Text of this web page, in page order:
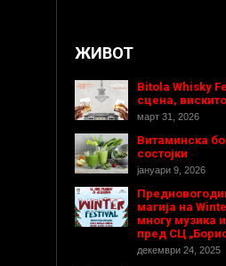
ЖИВОТ
Bitola Whisky
сцена,
март 31, 2026
Витаминска
состојки
јануари 9, 2026
магија на
многу музика
пред СЦ
декември 24, 2025